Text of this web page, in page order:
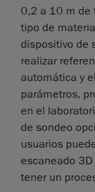
0,2 a 10 m de
tipo de
dispositivo de
realizar
automática y
parámetros,
en el
de sondeo
usuarios
escaneado
tener un